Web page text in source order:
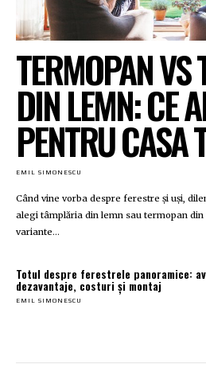
TERMOPAN VS
DIN LEMN: CE
PENTRU CASA
EMIL SIMONESCU
Când vine vorba despre ferestre și uși,
alegi tâmplăria din lemn sau termopan din
variante...
Totul despre ferestrele panoramice:
dezavantaje, costuri și montaj
EMIL SIMONESCU